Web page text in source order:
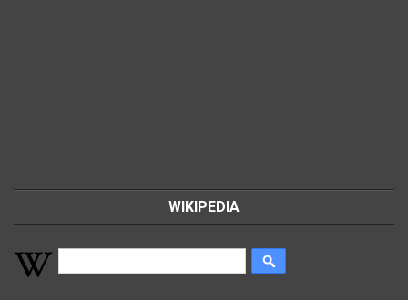
WIKIPEDIA